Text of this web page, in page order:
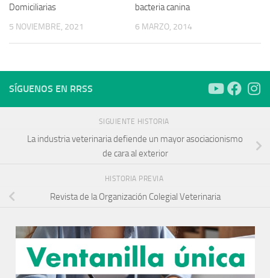
Domiciliarias
5 NOVIEMBRE, 2021
bacteria canina
6 MARZO, 2014
SÍGUENOS EN RRSS
SIGUIENTE HISTORIA
La industria veterinaria defiende un mayor asociacionismo
de cara al exterior
HISTORIA PREVIA
Revista de la Organización Colegial Veterinaria